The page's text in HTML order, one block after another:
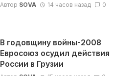
Автор SOVA 14 часов назад 0
В годовщину войны-2008
Евросоюз осудил действия
России в Грузии